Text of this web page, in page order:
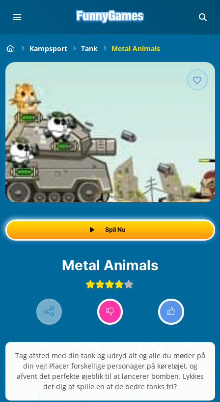
Kampsport Tank Metal Animals
Spil Nu
Metal Animals
Tag afsted med din tank og udryd alt og alle du møder på
din vej! Placer forskellige personager på køretøjet, og
afvent det perfekte øjeblik til at lancerer bomben. Lykkes
det dig at spille en af de bedre tanks fri?